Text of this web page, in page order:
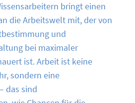
bringt einen
die Arbeitswelt mit, der von
und
bei maximaler
ist. Arbeit ist keine
sondern eine
das sind